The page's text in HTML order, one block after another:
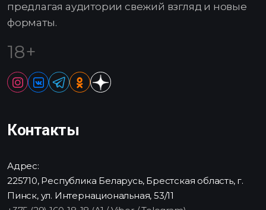
предлагая аудитории свежий взгляд и новые
форматы.
18+
Контакты
Адрес:
225710, Республика Беларусь, Брестская область, г.
Пинск, ул. Интернациональная, 53/11